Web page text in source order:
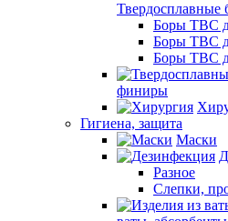
Боры ТВС
Боры ТВС
Боры ТВС
финиры
Гигиена, защита
Маски
Разное
Слепки,